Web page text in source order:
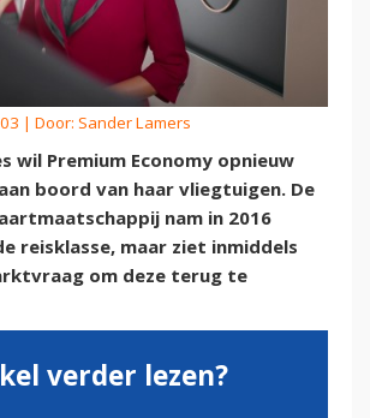
| Door: Sander Lamers
wil Premium Economy opnieuw
boord van haar vliegtuigen. De
nam in 2016
reisklasse, maar ziet inmiddels
om deze terug te
verder lezen?